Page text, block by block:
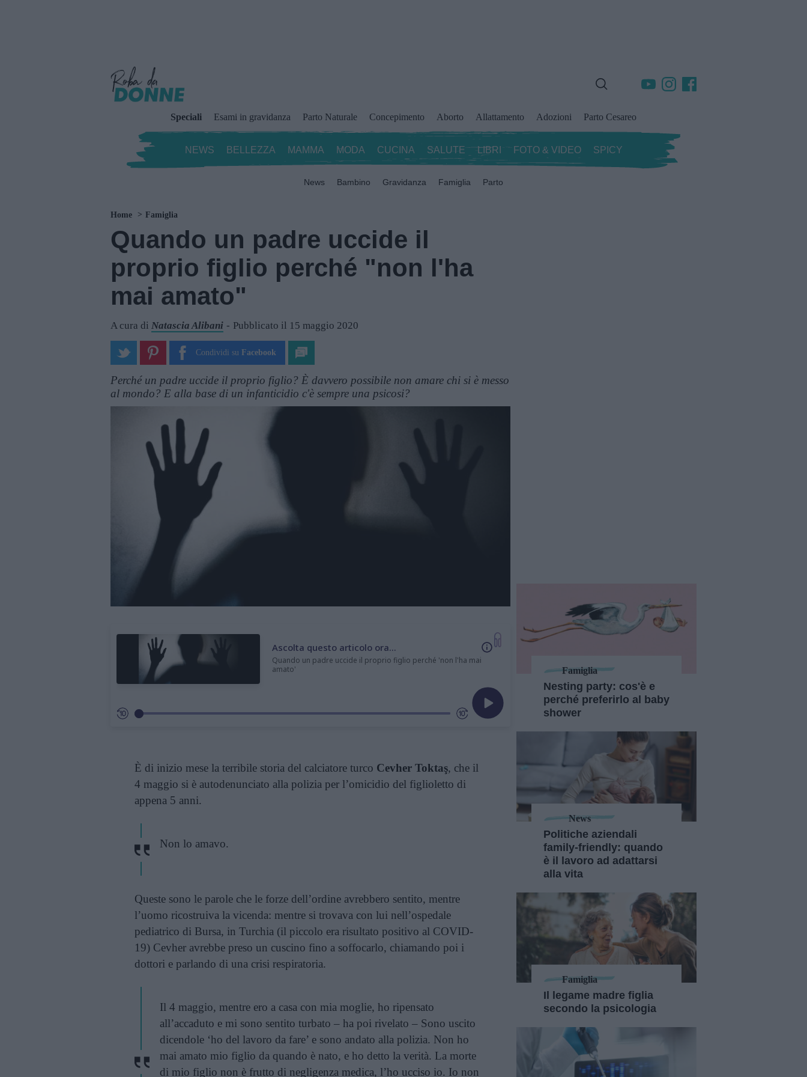
Speciali Esami in gravidanza Parto Naturale Concepimento Aborto Allattamento Adozioni Parto Cesareo
NEWS BELLEZZA MAMMA MODA CUCINA SALUTE LIBRI FOTO & VIDEO SPICY
News Bambino Gravidanza Famiglia Parto
Home Famiglia
Quando un padre uccide il
proprio figlio perché "non l'ha
mai amato"
A cura di Natascia Alibani Pubblicato il 15 maggio 2020
Condividi su Facebook
Perché un padre uccide il proprio figlio? È davvero possibile non amare chi si è messo
al mondo? E alla base di un infanticidio c'è sempre una psicosi?
Ascolta questo articolo ora...
Quando un padre uccide il proprio figlio perché 'non l'ha mai
amato'
È di inizio mese la terribile storia del calciatore turco Cevher Toktaş, che il
4 maggio si è autodenunciato alla polizia per l’omicidio del figlioletto di
appena 5 anni.
Non lo amavo.
Queste sono le parole che le forze dell’ordine avrebbero sentito, mentre
l’uomo ricostruiva la vicenda: mentre si trovava con lui nell’ospedale
pediatrico di Bursa, in Turchia (il piccolo era risultato positivo al COVID-
19) Cevher avrebbe preso un cuscino fino a soffocarlo, chiamando poi i
dottori e parlando di una crisi respiratoria.
Il 4 maggio, mentre ero a casa con mia moglie, ho ripensato
all’accaduto e mi sono sentito turbato – ha poi rivelato – Sono uscito
dicendole ‘ho del lavoro da fare’ e sono andato alla polizia. Non ho
mai amato mio figlio da quando è nato, e ho detto la verità. La morte
di mio figlio non è frutto di negligenza medica, l’ho ucciso io. Io non
Famiglia
Nesting party: cos'è e
perché preferirlo al baby
shower
News
Politiche aziendali
family-friendly: quando
è il lavoro ad adattarsi
alla vita
Famiglia
Il legame madre figlia
secondo la psicologia